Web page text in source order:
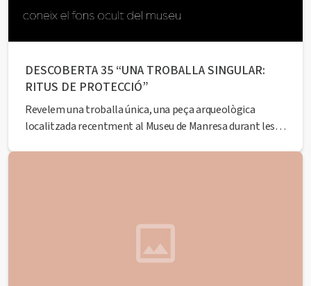
DESCOBERTA 35 “UNA TROBALLA SINGULAR:
RITUS DE PROTECCIÓ”
Revelem una troballa única, una peça arqueològica
localitzada recentment al Museu de Manresa durant les